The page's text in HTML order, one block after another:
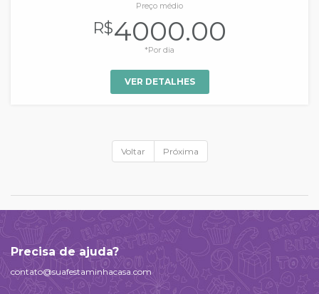
Preço médio
R$4000.00
*Por dia
VER DETALHES
Voltar Próxima
Precisa de ajuda?
contato@suafestaminhacasa.com